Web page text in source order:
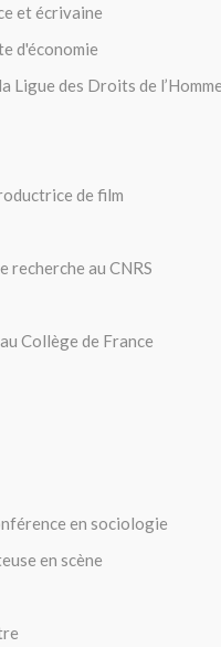
et écrivaine
d'économie
Ligue des Droits de
de film
recherche au CNRS
Collège de France
en sociologie
en scène